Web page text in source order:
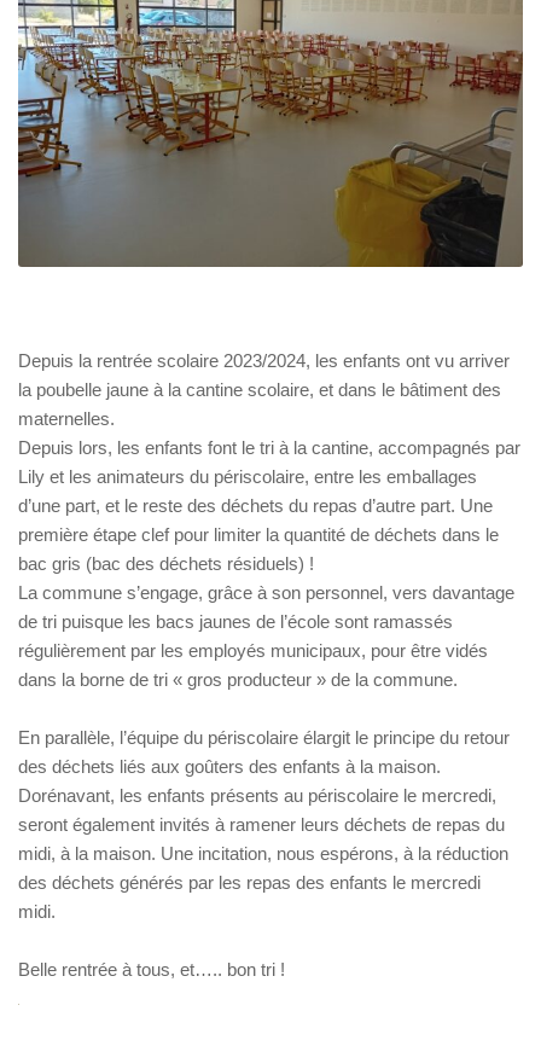
Depuis la rentrée scolaire 2023/2024, les enfants ont vu arriver
la poubelle jaune à la cantine scolaire, et dans le bâtiment des
maternelles.
Depuis lors, les enfants font le tri à la cantine, accompagnés par
Lily et les animateurs du périscolaire, entre les emballages
d’une part, et le reste des déchets du repas d’autre part. Une
première étape clef pour limiter la quantité de déchets dans le
bac gris (bac des déchets résiduels) !
La commune s’engage, grâce à son personnel, vers davantage
de tri puisque les bacs jaunes de l’école sont ramassés
régulièrement par les employés municipaux, pour être vidés
dans la borne de tri « gros producteur » de la commune.
En parallèle, l’équipe du périscolaire élargit le principe du retour
des déchets liés aux goûters des enfants à la maison.
Dorénavant, les enfants présents au périscolaire le mercredi,
seront également invités à ramener leurs déchets de repas du
midi, à la maison. Une incitation, nous espérons, à la réduction
des déchets générés par les repas des enfants le mercredi
midi.
Belle rentrée à tous, et….. bon tri !